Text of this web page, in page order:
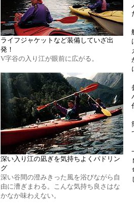
ライフジャケットなど装備していざ出
発！
V字谷の入り江が眼前に広がる。
深い入り江の凪ぎを気持ちよくパドリン
グ
深い谷間の澄みきった風を浴びながら自
由に漕ぎまわる。こんな気持ち良さはな
かなか味わえない。